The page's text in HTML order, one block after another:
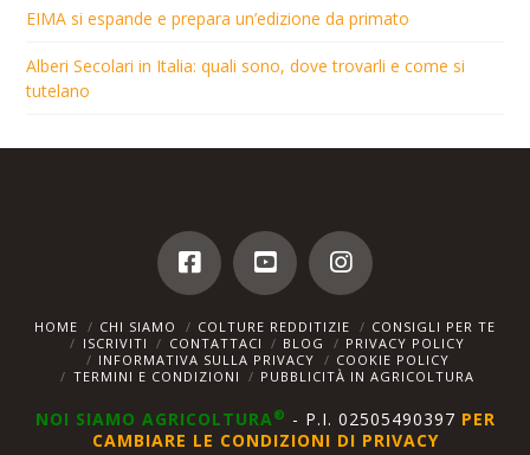
EIMA si espande e prepara un’edizione da primato
Alberi Secolari in Italia: quali sono, dove trovarli e come si
tutelano
HOME CHI SIAMO COLTURE REDDITIZIE
CONSIGLI PER TE
ISCRIVITI
CONTATTACI BLOG
PRIVACY POLICY
INFORMATIVA SULLA PRIVACY
COOKIE POLICY
TERMINI E CONDIZIONI
PUBBLICITÀ IN AGRICOLTURA
NOI SIAMO AGRICOLTURA® - P.I. 02505490397 PER
CAMBIARE LE CONDIZIONI DI PRIVACY